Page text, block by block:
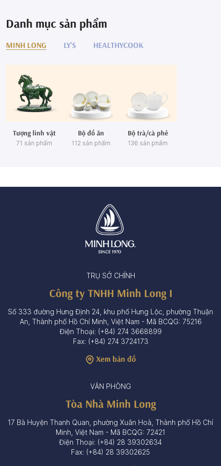
Danh mục sản phẩm
MINH LONG LY'S HEALTHYCOOK
Tượng linh vật
71 sản phẩm
Bộ đồ ăn
112 sản phẩm
Bộ trà/cà phê
136 sản phẩm
TRỤ SỞ CHÍNH
Công ty TNHH Minh Long I
Số 333 đường Hưng Định 24, khu phố Hưng Lộc, phường Thuận
An, Thành phố Hồ Chí Minh, Việt Nam - Mã BCQG: 75216
Điện Thoại: (+84) 274 3668899
Fax: (+84) 274 3724173
Xem bản đồ
VĂN PHÒNG
Tòa Nhà Minh Long
17 Bà Huyện Thanh Quan, phường Xuân Hoà, Thành phố Hồ Chí
Minh, Việt Nam - Mã BCQG: 72421
Điện Thoại: (+84) 28 39302634
Fax: (+84) 28 39302625